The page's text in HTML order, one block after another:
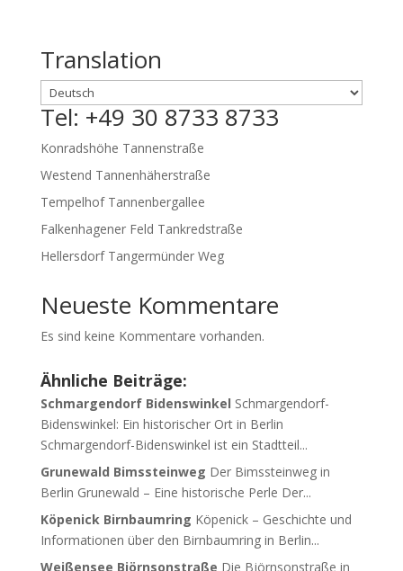
Translation
Tel: +49 30 8733 8733
Konradshöhe Tannenstraße
Westend Tannenhäherstraße
Tempelhof Tannenbergallee
Falkenhagener Feld Tankredstraße
Hellersdorf Tangermünder Weg
Neueste Kommentare
Es sind keine Kommentare vorhanden.
Ähnliche Beiträge:
Schmargendorf Bidenswinkel Schmargendorf-
Bidenswinkel: Ein historischer Ort in Berlin
Schmargendorf-Bidenswinkel ist ein Stadtteil...
Grunewald Bimssteinweg Der Bimssteinweg in
Berlin Grunewald – Eine historische Perle Der...
Köpenick Birnbaumring Köpenick – Geschichte und
Informationen über den Birnbaumring in Berlin...
Weißensee Björnsonstraße Die Björnsonstraße in